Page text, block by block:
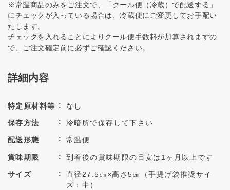
※常温商品のみをご注文で、「クール便（冷蔵）で配送する」
にチェックが入っている場合は、冷蔵便にご変更してお手配い
たします。
チェックを入れることによりクール便手数料が加算されますの
で、ご注文確定前に必ずご確認ください。
詳細内容
特定原材料等 なし
保存方法 冷暗所で保存して下さい
配送形態 常温便
賞味期限 到着後の賞味期限の目安は1ヶ月以上です
サイズ
直径27.5㎝×高さ5㎝（手提げ袋推奨サイ
ズ：中）